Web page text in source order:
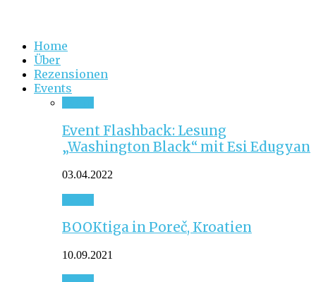
Home
Über
Rezensionen
Events
Event Flashback: Lesung
„Washington Black“ mit Esi Edugyan
03.04.2022
BOOKtiga in Poreč, Kroatien
10.09.2021